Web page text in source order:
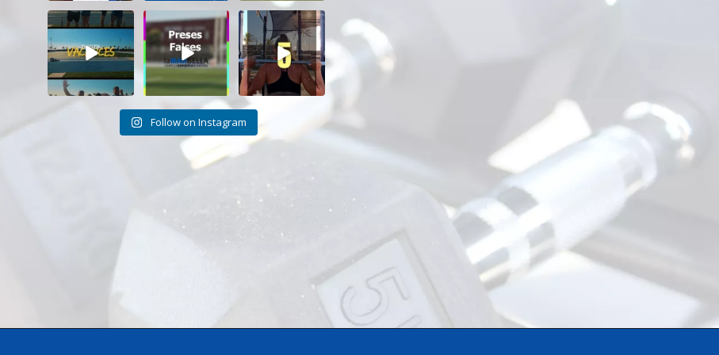
Tanquem una
nova temporada
al CEM La Mar
Bella....
27 1
Darrere de cada
vídeo... també hi
ha moments...
26 2
Cada sessió és
un pas més cap als
teus...
18 0
Follow on Instagram